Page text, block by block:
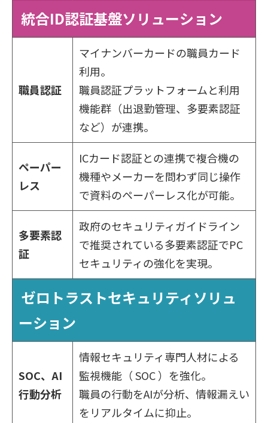
統合ID認証基盤ソリューション
職員認証
マイナンバーカードの職員カード
利用。
職員認証プラットフォームと利用
機能群（出退勤管理、多要素認証
など）が連携。
ペーパー
レス
ICカード認証との連携で複合機の
機種やメーカーを問わず同じ操作
で資料のペーパーレス化が可能。
多要素認
証
政府のセキュリティガイドライン
で推奨されている多要素認証でPC
セキュリティの強化を実現。
ゼロトラストセキュリティソリュ
ーション
SOC、AI
行動分析
情報セキュリティ専門人材による
監視機能（ SOC ）を強化。
職員の行動をAIが分析、情報漏えい
をリアルタイムに抑止。